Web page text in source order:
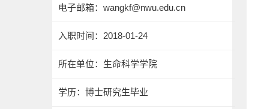
电子邮箱： wangkf@nwu.edu.cn
入职时间：2018-01-24
所在单位：生命科学学院
学历：博士研究生毕业